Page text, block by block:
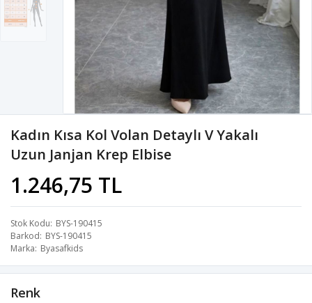
Kadın Kısa Kol Volan Detaylı V Yakalı
Uzun Janjan Krep Elbise
1.246,75 TL
Stok Kodu BYS-190415
Barkod BYS-190415
Marka Byasafkids
Renk